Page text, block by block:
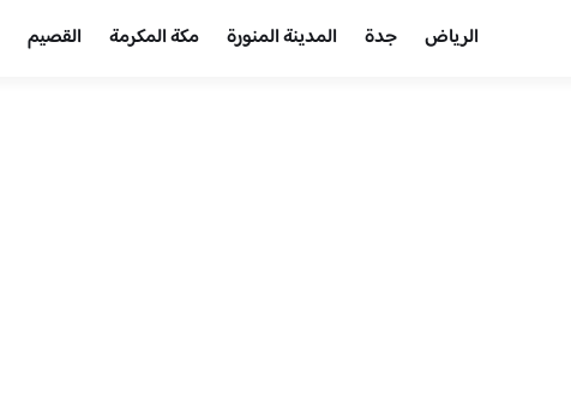
الرياض جدة المدينة المنورة مكة المكرمة القصيم